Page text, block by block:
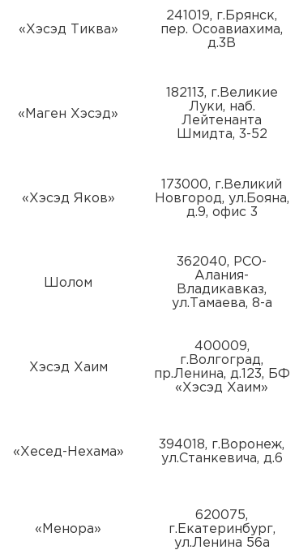
«Хэсэд Тиква»
241019, г.Брянск,
пер. Осоавиахима,
д.3В
«Маген Хэсэд»
182113, г.Великие
Луки, наб.
Лейтенанта
Шмидта, 3-52
«Хэсэд Яков»
173000, г.Великий
Новгород, ул.Бояна,
д.9, офис 3
Шолом
362040, РСО-
Алания-
Владикавказ,
ул.Тамаева, 8-а
Хэсэд Хаим
400009,
г.Волгоград,
пр.Ленина, д.123, БФ
«Хэсэд Хаим»
«Хесед-Нехама»
394018, г.Воронеж,
ул.Станкевича, д.6
«Менора»
620075,
г.Екатеринбург,
ул.Ленина 56а